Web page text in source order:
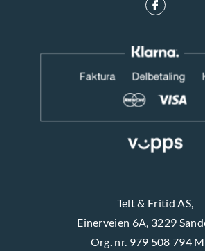
Telt & Fritid AS,
Einerveien 6A, 3229
Org. nr. 979 508 794